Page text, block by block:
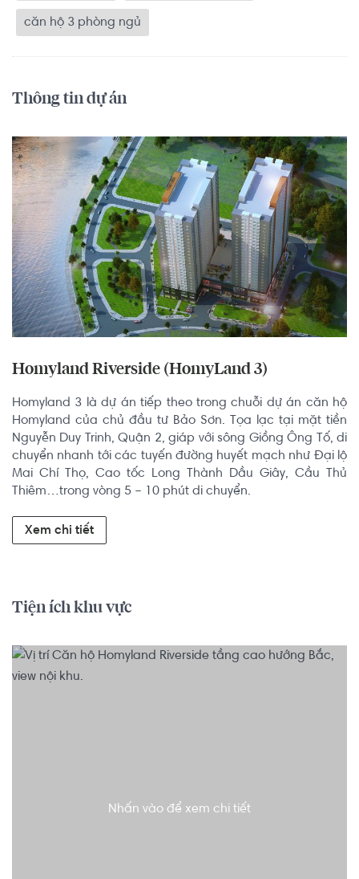
căn hộ 3 phòng ngủ
Thông tin dự án
Homyland Riverside (HomyLand 3)
Homyland 3 là dự án tiếp theo trong chuỗi dự án căn hộ
Homyland của chủ đầu tư Bảo Sơn. Tọa lạc tại mặt tiền
Nguyễn Duy Trinh, Quận 2, giáp với sông Giồng Ông Tố, di
chuyển nhanh tới các tuyến đường huyết mạch như Đại lộ
Mai Chí Thọ, Cao tốc Long Thành Dầu Giây, Cầu Thủ
Thiêm…trong vòng 5 – 10 phút di chuyển.
Xem chi tiết
Tiện ích khu vực
Nhấn vào để xem chi tiết